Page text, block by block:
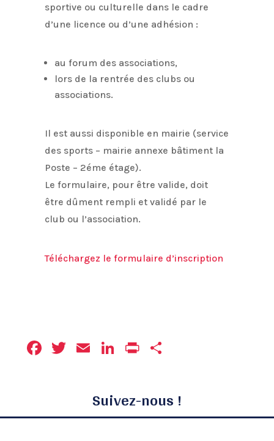
sportive ou culturelle dans le cadre
d’une licence ou d’une adhésion :
au forum des associations,
lors de la rentrée des clubs ou
associations.
Il est aussi disponible en mairie (service
des sports – mairie annexe bâtiment la
Poste – 2éme étage).
Le formulaire, pour être valide, doit
être dûment rempli et validé par le
club ou l’association.
Téléchargez le formulaire d’inscription
Facebook
Twitter
EmailLinkedIn
Print
Suivez-nous !